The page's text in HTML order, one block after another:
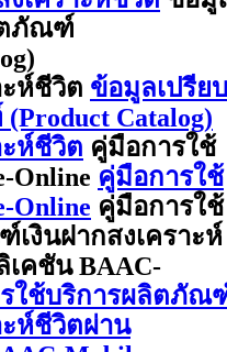
ตภัณฑ์
ะห์ชีวิต ข้อมูลเปรียบ
Catalog)
ะห์ชีวิต คู่มือการใช้
Online คู่มือการใช้
Online คู่มือการใช้
งินฝากสงเคราะห์
คชัน BAAC-
ใช้บริการผลิตภัณ
ะห์ชีวิตผ่าน